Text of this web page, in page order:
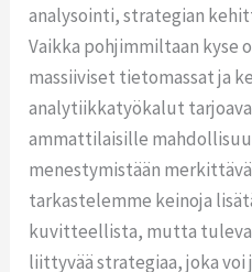
analysointi, strategian
Vaikka pohjimmiltaan kyse
massiiviset tietomassat ja
analytiikkatyökalut
ammattilaisille
menestymistään
tarkastelemme keinoja
kuvitteellista, mutta
liittyvää strategiaa, joka voi